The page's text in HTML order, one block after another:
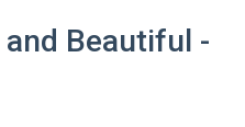
Beautiful -